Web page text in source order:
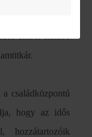
családközpontú
hogy az idős
hozzátartozóik